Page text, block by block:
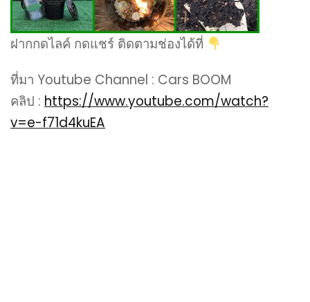
ฝากกดไลค์ กดแชร์ ติดตามช่องได้ที่
ที่มา Youtube Channel : Cars BOOM
คลิป : https://www.youtube.com/watch?
v=e-f71d4kuEA